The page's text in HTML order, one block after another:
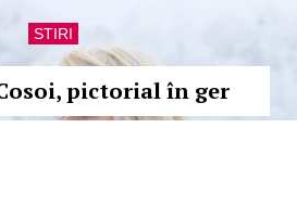
STIRI
pictorial în ger